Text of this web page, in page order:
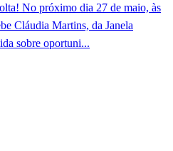
No próximo dia 27 de maio, às
Cláudia Martins, da Janela
sobre oportuni...